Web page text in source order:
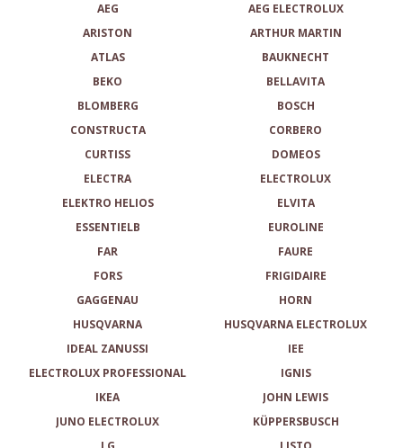
AEG
AEG ELECTROLUX
ARISTON
ARTHUR MARTIN
ATLAS
BAUKNECHT
BEKO
BELLAVITA
BLOMBERG
BOSCH
CONSTRUCTA
CORBERO
CURTISS
DOMEOS
ELECTRA
ELECTROLUX
ELEKTRO HELIOS
ELVITA
ESSENTIELB
EUROLINE
FAR
FAURE
FORS
FRIGIDAIRE
GAGGENAU
HORN
HUSQVARNA
HUSQVARNA ELECTROLUX
IDEAL ZANUSSI
IEE
ELECTROLUX PROFESSIONAL
IGNIS
IKEA
JOHN LEWIS
JUNO ELECTROLUX
KÜPPERSBUSCH